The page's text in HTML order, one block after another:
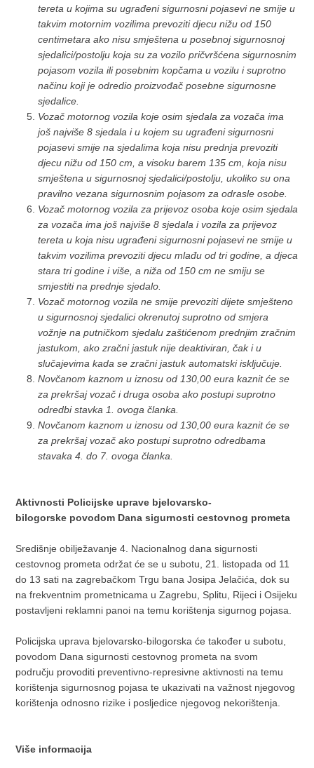
tereta u kojima su ugrađeni sigurnosni pojasevi ne smije u
takvim motornim vozilima prevoziti djecu nižu od 150
centimetara ako nisu smještena u posebnoj sigurnosnoj
sjedalici/postolju koja su za vozilo pričvršćena sigurnosnim
pojasom vozila ili posebnim kopčama u vozilu i suprotno
načinu koji je odredio proizvođač posebne sigurnosne
sjedalice.
Vozač motornog vozila koje osim sjedala za vozača ima
još najviše 8 sjedala i u kojem su ugrađeni sigurnosni
pojasevi smije na sjedalima koja nisu prednja prevoziti
djecu nižu od 150 cm, a visoku barem 135 cm, koja nisu
smještena u sigurnosnoj sjedalici/postolju, ukoliko su ona
pravilno vezana sigurnosnim pojasom za odrasle osobe.
Vozač motornog vozila za prijevoz osoba koje osim sjedala
za vozača ima još najviše 8 sjedala i vozila za prijevoz
tereta u koja nisu ugrađeni sigurnosni pojasevi ne smije u
takvim vozilima prevoziti djecu mlađu od tri godine, a djeca
stara tri godine i više, a niža od 150 cm ne smiju se
smjestiti na prednje sjedalo.
Vozač motornog vozila ne smije prevoziti dijete smješteno
u sigurnosnoj sjedalici okrenutoj suprotno od smjera
vožnje na putničkom sjedalu zaštićenom prednjim zračnim
jastukom, ako zračni jastuk nije deaktiviran, čak i u
slučajevima kada se zračni jastuk automatski isključuje.
Novčanom kaznom u iznosu od 130,00 eura kaznit će se
za prekršaj vozač i druga osoba ako postupi suprotno
odredbi stavka 1. ovoga članka.
Novčanom kaznom u iznosu od 130,00 eura kaznit će se
za prekršaj vozač ako postupi suprotno odredbama
stavaka 4. do 7. ovoga članka.
Aktivnosti Policijske uprave bjelovarsko-
bilogorske povodom Dana sigurnosti cestovnog prometa
Središnje obilježavanje 4. Nacionalnog dana sigurnosti
cestovnog prometa održat će se u subotu, 21. listopada od 11
do 13 sati na zagrebačkom Trgu bana Josipa Jelačića, dok su
na frekventnim prometnicama u Zagrebu, Splitu, Rijeci i Osijeku
postavljeni reklamni panoi na temu korištenja sigurnog pojasa.
Policijska uprava bjelovarsko-bilogorska će također u subotu,
povodom Dana sigurnosti cestovnog prometa na svom
području provoditi preventivno-represivne aktivnosti na temu
korištenja sigurnosnog pojasa te ukazivati na važnost njegovog
korištenja odnosno rizike i posljedice njegovog nekorištenja.
Više informacija